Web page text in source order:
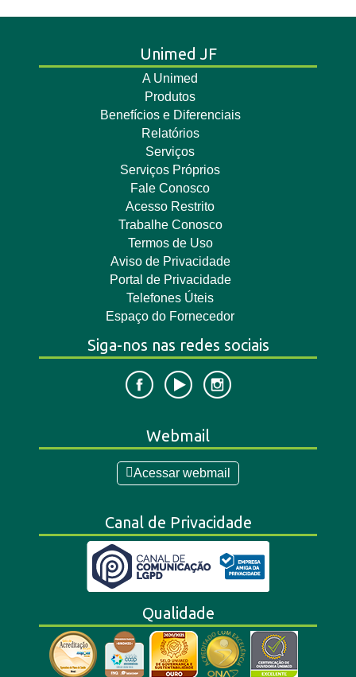
Unimed JF
A Unimed
Produtos
Benefícios e Diferenciais
Relatórios
Serviços
Serviços Próprios
Fale Conosco
Acesso Restrito
Trabalhe Conosco
Termos de Uso
Aviso de Privacidade
Portal de Privacidade
Telefones Úteis
Espaço do Fornecedor
Siga-nos nas redes sociais
Webmail
Acessar webmail
Canal de Privacidade
Qualidade